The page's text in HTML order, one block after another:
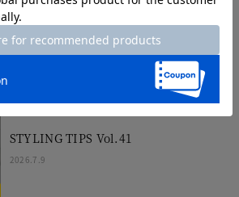
STYLING TIPS Vol.42
2026.7.16
STYLING TIPS Vol.41
2026.7.9